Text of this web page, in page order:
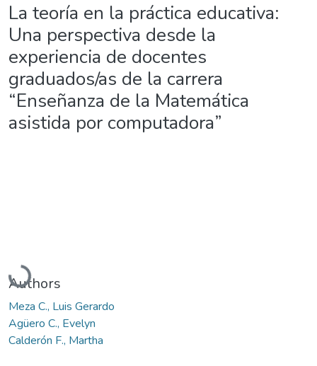
La teoría en la práctica educativa:
Una perspectiva desde la
experiencia de docentes
graduados/as de la carrera
“Enseñanza de la Matemática
asistida por computadora”
Loading...
Authors
Meza C., Luis Gerardo
Agüero C., Evelyn
Calderón F., Martha